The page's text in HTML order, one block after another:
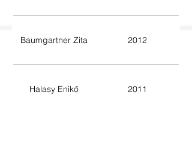
Baumgartner Zita 2012
Halasy Enikő 2011